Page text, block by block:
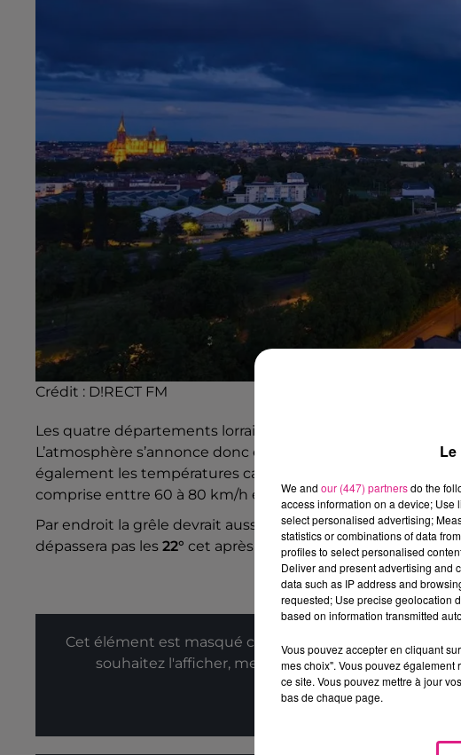
Crédit : D!RECT FM
Les quatre départements lorrains ont été placé en
L’atmosphère s’annonce donc électrique dans l’Est de la
également les températures caniculaires, les prochaines
comprise enttre 60 à 80 km/h et localement jusqu’à 90
Par endroit la grêle devrait aussi vous supprendre tout
dépassera pas les 22° cet après-midi.
Cet élément est masqué compte-tenu du refus du
souhaitez l'afficher, merci de nous donner votre
Afficher
We and our (447) partnersdo the
access information on a device;
select personalised advertising;
statistics or combinations of data
profiles to select personalised
Deliver and present advertising and
data such as IP address and
requested; Use precise geolocation
based on information transmitted
Vous pouvez accepter en cliquant
mes choix". Vous pouvez
ce site. Vous pouvez mettre à jour
bas de chaque page.